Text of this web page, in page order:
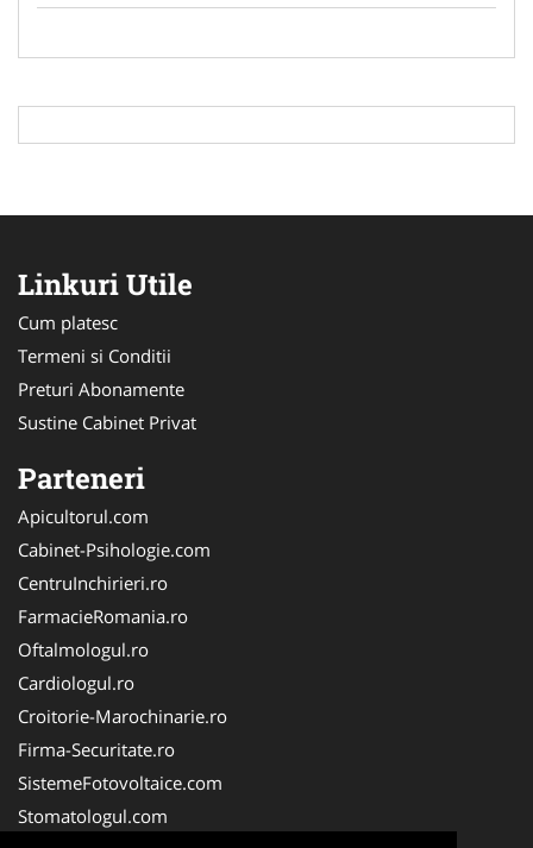
Linkuri Utile
Cum platesc
Termeni si Conditii
Preturi Abonamente
Sustine Cabinet Privat
Parteneri
Apicultorul.com
Cabinet-Psihologie.com
CentruInchirieri.ro
FarmacieRomania.ro
Oftalmologul.ro
Cardiologul.ro
Croitorie-Marochinarie.ro
Firma-Securitate.ro
SistemeFotovoltaice.com
Stomatologul.com